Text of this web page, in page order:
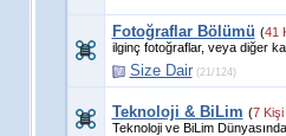
Fotoğraflar Bölümü (41
ilginç fotoğraflar, veya diğer
Size Dair(21/124)
Teknoloji & BiLim (7
Teknoloji ve BiLim